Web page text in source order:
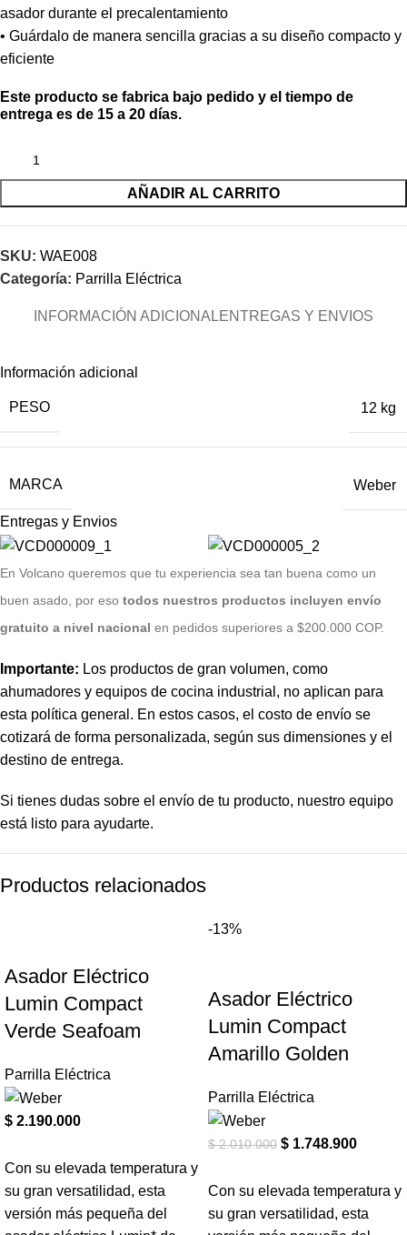
asador durante el precalentamiento
• Guárdalo de manera sencilla gracias a su diseño compacto y
eficiente
Este producto se fabrica bajo pedido y el tiempo de
entrega es de 15 a 20 días.
AÑADIR AL CARRITO
SKU: WAE008
Categoría: Parrilla Eléctrica
INFORMACIÓN ADICIONALENTREGAS Y ENVIOS
Información adicional
PESO 12 kg
MARCA Weber
Entregas y Envios
En Volcano queremos que tu experiencia sea tan buena como un
buen asado, por eso todos nuestros productos incluyen envío
gratuito a nivel nacional en pedidos superiores a $200.000 COP.
Importante: Los productos de gran volumen, como
ahumadores y equipos de cocina industrial, no aplican para
esta política general. En estos casos, el costo de envío se
cotizará de forma personalizada, según sus dimensiones y el
destino de entrega.
Si tienes dudas sobre el envío de tu producto, nuestro equipo
está listo para ayudarte.
Productos relacionados
Asador Eléctrico
Lumin Compact
Verde Seafoam
Parrilla Eléctrica
$ 2.190.000
Con su elevada temperatura y
su gran versatilidad, esta
versión más pequeña del
-13%
Asador Eléctrico
Lumin Compact
Amarillo Golden
Parrilla Eléctrica
$2.010.000 $ 1.748.900
Con su elevada temperatura y
su gran versatilidad, esta